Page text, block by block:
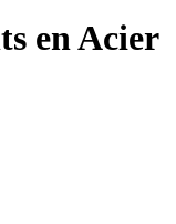
en Acier